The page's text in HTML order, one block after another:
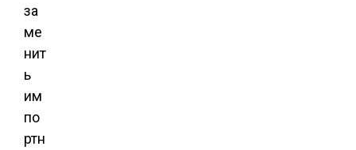
за
ме
нит
ь
им
по
ртн